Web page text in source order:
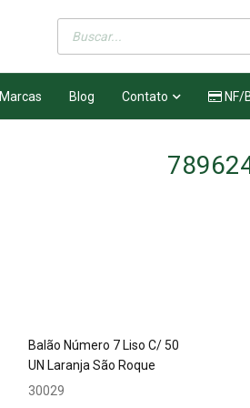
Marcas Blog Contato NF/
Balão Número 7 Liso C/ 50
UN Laranja São Roque
30029